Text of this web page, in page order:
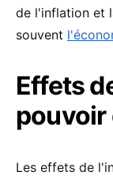
de l'inflation et
souvent
Effets
pouvoir
Les effets de